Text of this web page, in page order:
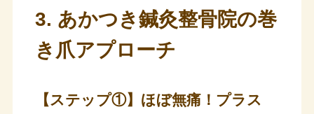
3. あかつき鍼灸整骨院の巻
き爪アプローチ
【ステップ①】ほぼ無痛！プラス